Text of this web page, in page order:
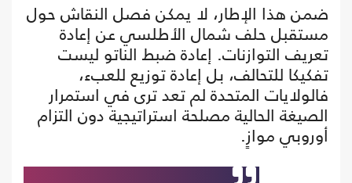
ضمن هذا الإطار، لا يمكن فصل النقاش حول
مستقبل حلف شمال الأطلسي عن إعادة
تعريف التوازنات. إعادة ضبط الناتو ليست
تفكيكا للتحالف، بل إعادة توزيع للعبء،
فالولايات المتحدة لم تعد ترى في استمرار
الصيغة الحالية مصلحة استراتيجية دون التزام
أوروبي موازٍ.